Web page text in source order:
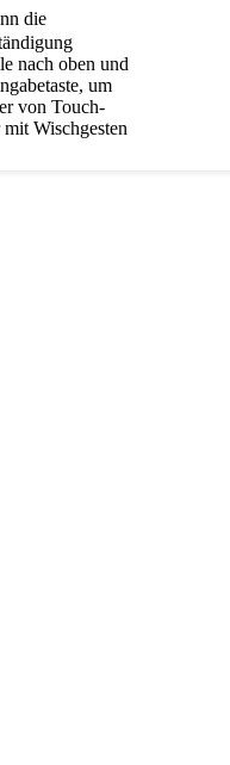
die
nach oben und
um
von Touch-
Wischgesten